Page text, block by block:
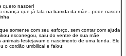
quero nascer!
criança que já fala na barrida da mãe...pode nascer
somente com seu esforço, sem contar com ajuda
escorregou, saiu do ventre de sua mãe
animais festejavam o nascimento de uma lenda. Ele
o cordão umbilical e falou: